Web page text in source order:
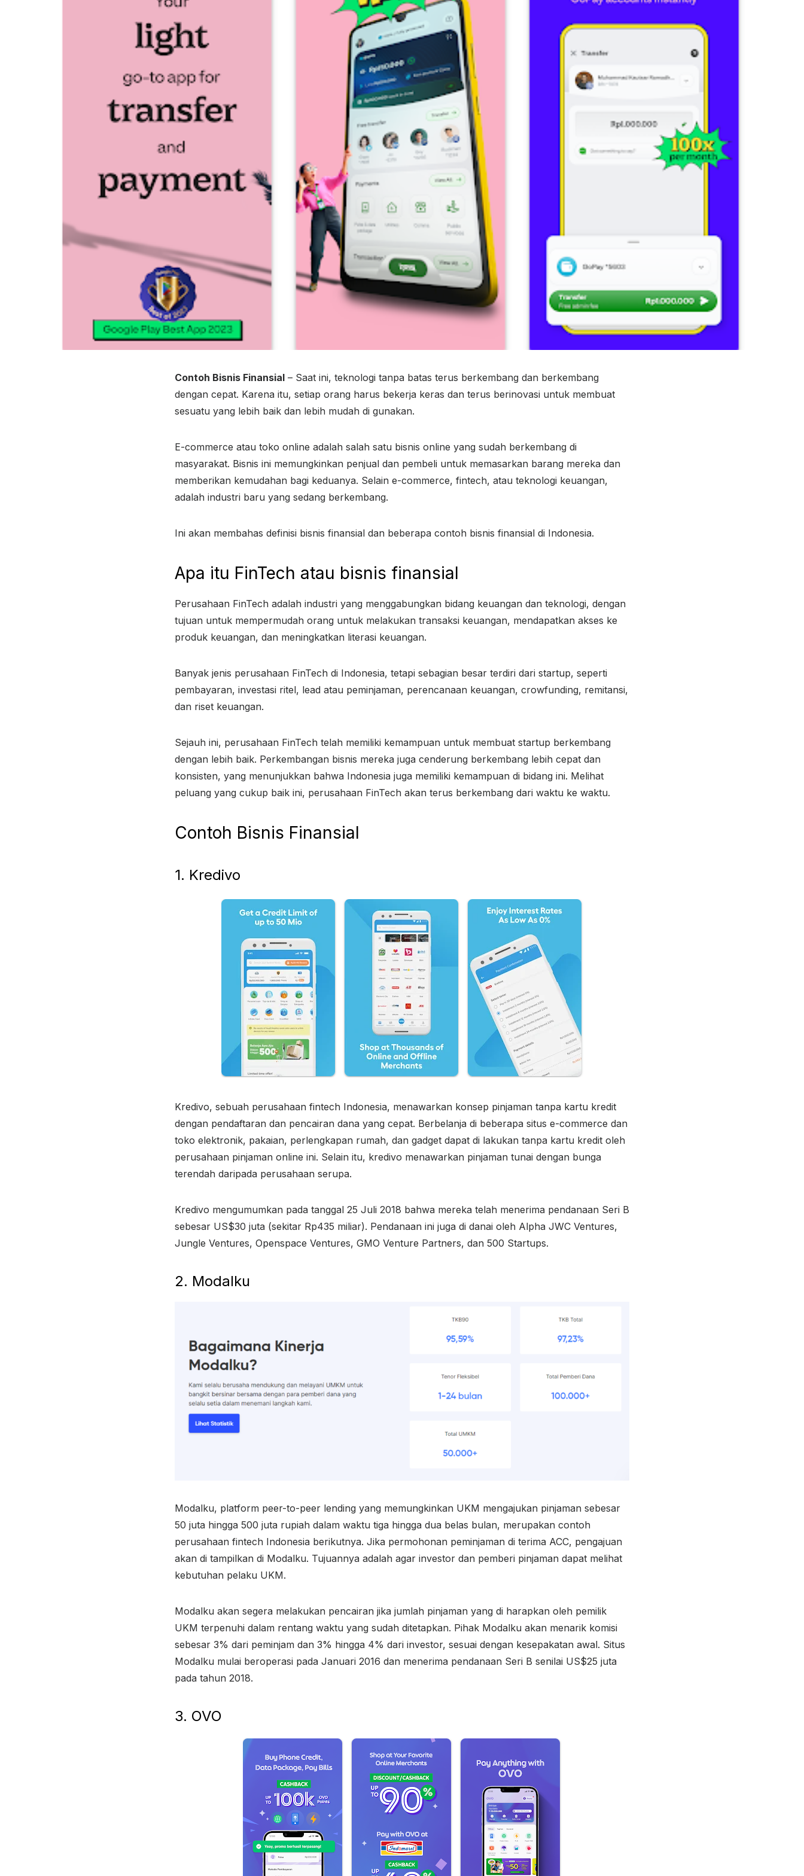
Contoh Bisnis Finansial – Saat ini, teknologi tanpa batas terus berkembang dan berkembang
dengan cepat. Karena itu, setiap orang harus bekerja keras dan terus berinovasi untuk membuat
sesuatu yang lebih baik dan lebih mudah di gunakan.
E-commerce atau toko online adalah salah satu bisnis online yang sudah berkembang di
masyarakat. Bisnis ini memungkinkan penjual dan pembeli untuk memasarkan barang mereka dan
memberikan kemudahan bagi keduanya. Selain e-commerce, fintech, atau teknologi keuangan,
adalah industri baru yang sedang berkembang.
Ini akan membahas definisi bisnis finansial dan beberapa contoh bisnis finansial di Indonesia.
Apa itu FinTech atau bisnis finansial
Perusahaan FinTech adalah industri yang menggabungkan bidang keuangan dan teknologi, dengan
tujuan untuk mempermudah orang untuk melakukan transaksi keuangan, mendapatkan akses ke
produk keuangan, dan meningkatkan literasi keuangan.
Banyak jenis perusahaan FinTech di Indonesia, tetapi sebagian besar terdiri dari startup, seperti
pembayaran, investasi ritel, lead atau peminjaman, perencanaan keuangan, crowfunding, remitansi,
dan riset keuangan.
Sejauh ini, perusahaan FinTech telah memiliki kemampuan untuk membuat startup berkembang
dengan lebih baik. Perkembangan bisnis mereka juga cenderung berkembang lebih cepat dan
konsisten, yang menunjukkan bahwa Indonesia juga memiliki kemampuan di bidang ini. Melihat
peluang yang cukup baik ini, perusahaan FinTech akan terus berkembang dari waktu ke waktu.
Contoh Bisnis Finansial
1. Kredivo
Kredivo, sebuah perusahaan fintech Indonesia, menawarkan konsep pinjaman tanpa kartu kredit
dengan pendaftaran dan pencairan dana yang cepat. Berbelanja di beberapa situs e-commerce dan
toko elektronik, pakaian, perlengkapan rumah, dan gadget dapat di lakukan tanpa kartu kredit oleh
perusahaan pinjaman online ini. Selain itu, kredivo menawarkan pinjaman tunai dengan bunga
terendah daripada perusahaan serupa.
Kredivo mengumumkan pada tanggal 25 Juli 2018 bahwa mereka telah menerima pendanaan Seri B
sebesar US$30 juta (sekitar Rp435 miliar). Pendanaan ini juga di danai oleh Alpha JWC Ventures,
Jungle Ventures, Openspace Ventures, GMO Venture Partners, dan 500 Startups.
2. Modalku
Modalku, platform peer-to-peer lending yang memungkinkan UKM mengajukan pinjaman sebesar
50 juta hingga 500 juta rupiah dalam waktu tiga hingga dua belas bulan, merupakan contoh
perusahaan fintech Indonesia berikutnya. Jika permohonan peminjaman di terima ACC, pengajuan
akan di tampilkan di Modalku. Tujuannya adalah agar investor dan pemberi pinjaman dapat melihat
kebutuhan pelaku UKM.
Modalku akan segera melakukan pencairan jika jumlah pinjaman yang di harapkan oleh pemilik
UKM terpenuhi dalam rentang waktu yang sudah ditetapkan. Pihak Modalku akan menarik komisi
sebesar 3% dari peminjam dan 3% hingga 4% dari investor, sesuai dengan kesepakatan awal. Situs
Modalku mulai beroperasi pada Januari 2016 dan menerima pendanaan Seri B senilai US$25 juta
pada tahun 2018.
3. OVO